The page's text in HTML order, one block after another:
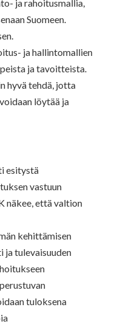
ja rahoitusmallia,
Suomeen.
ja hallintomallien
ja tavoitteista.
hyvä tehdä, jotta
löytää ja
esitystä
vastuun
näkee, että valtion
kehittämisen
ja tulevaisuuden
tuloksena